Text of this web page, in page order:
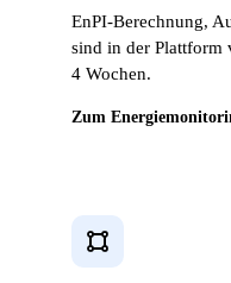
EnPI-Berechnung,
sind in der
4 Wochen.
Zum